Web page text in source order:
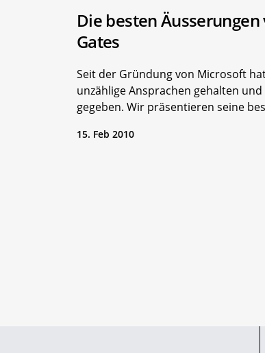
Die besten Äusserungen
Gates
Seit der Gründung von Microsoft
unzählige Ansprachen gehalten
gegeben. Wir präsentieren seine
15. Feb 2010